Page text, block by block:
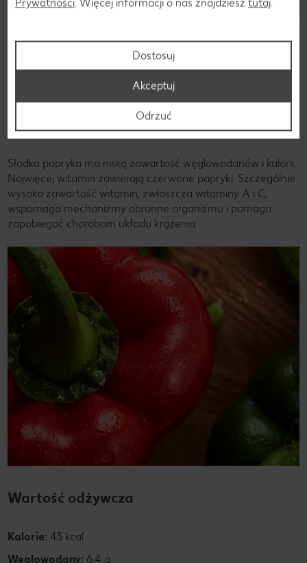
Składniki
Składniki papryki
Słodka papryka ma niską zawartość węglowodanów i kalorii.
Najwięcej witamin zawierają czerwone papryki. Szczególnie
wysoka zawartość witamin, zwłaszcza witaminy A i C,
wspomaga mechanizmy obronne organizmu i pomaga
zapobiegać chorobom układu krążenia.
Wartość odżywcza
Kalorie: 43 kcal
Węglowodany: 6,4 g
Dostosuj
Odrzuć
Akceptuj